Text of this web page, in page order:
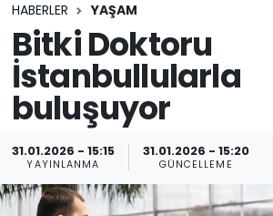
HABERLER YAŞAM
Bitki Doktoru
İstanbullularla
buluşuyor
31.01.2026 - 15:15
YAYINLANMA
31.01.2026 - 15:20
GÜNCELLEME
Son Dakika Haberleri
Haber Arşivi